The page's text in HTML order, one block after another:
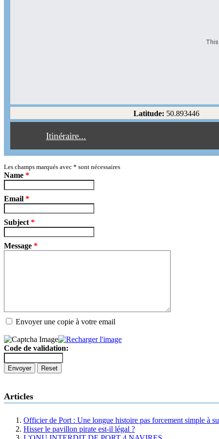
This
Latitude: 50.893446
Itinéraire...
Éviter les autoroutes
Éviter les péages
Reset
Les champs marqués avec * sont nécessaires
Name *
Email *
Subject *
Message *
Envoyer une copie à votre email
Code de validation:
Envoyer Reset
Articles
Officier de Port : Une longue histoire pas forcement simple à
Hisser le pavillon pirate est-il légal ?